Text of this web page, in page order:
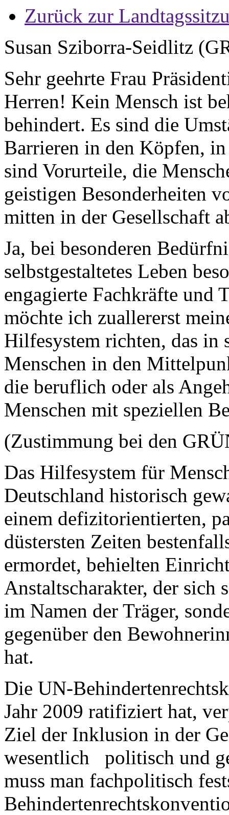
Zurück zur
Susan Sziborra-Seidlitz
Sehr geehrte Frau
Herren! Kein Mensch ist
behindert. Es sind die
Barrieren in den Köpfen,
sind Vorurteile, die
geistigen Besonderheiten
mitten in der Gesellschaft
Ja, bei besonderen
selbstgestaltetes Leben
engagierte Fachkräfte und
möchte ich zuallererst
Hilfesystem richten, das in
Menschen in den
die beruflich oder als
Menschen mit speziellen
(Zustimmung bei den
Das Hilfesystem für
Deutschland historisch
einem defizitorientierten,
düstersten Zeiten
ermordet, behielten
Anstaltscharakter, der sich
im Namen der Träger,
gegenüber den
hat.
Die UN-
Jahr 2009 ratifiziert hat,
Ziel der Inklusion in der
wesentlich politisch und
muss man fachpolitisch